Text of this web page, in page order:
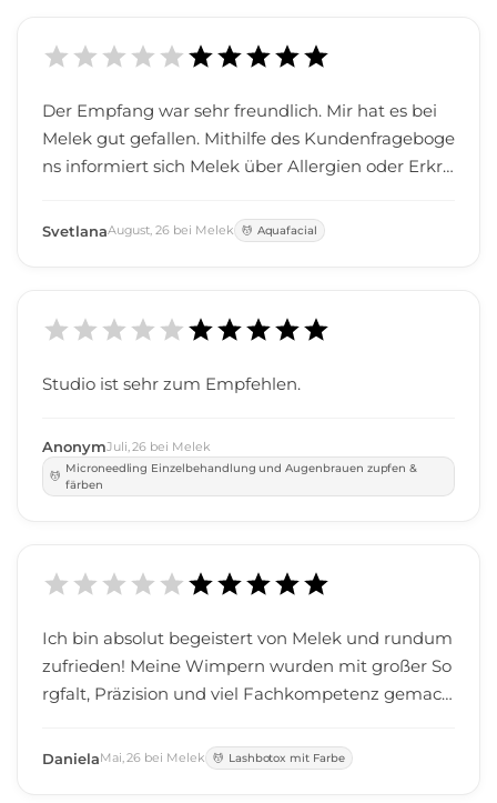
Der Empfang war sehr freundlich. Mir hat es bei
Melek gut gefallen. Mithilfe des Kundenfrageboge
ns informiert sich Melek über Allergien oder Erkra
ch auch wichtig. Ich komme auf jeden Fall sehr g
erne nochmal vorbei. Den mit der Behandlung bi
SvetlanaAugust,26 bei Melek Aquafacial
Studio ist sehr zum Empfehlen.
AnonymJuli ,26 bei Melek
Microneedling Einzelbehandlung und Augenbrauen zupfen &
färben
Ich bin absolut begeistert von Melek und rundum
zufrieden! Meine Wimpern wurden mit großer So
rgfalt, Präzision und viel Fachkompetenz gemach
au nach meinen Vorstellungen. Besonders hervor
heben möchte ich die hohe Kompetenz sowie die
DanielaMai,26 bei Melek Lashbotox mit Farbe